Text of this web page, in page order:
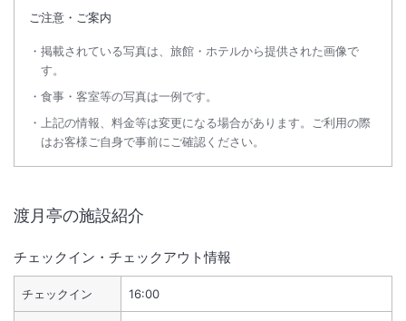
ご注意・ご案内
掲載されている写真は、旅館・ホテルから提供された画像で
す。
食事・客室等の写真は一例です。
上記の情報、料金等は変更になる場合があります。ご利用の際
はお客様ご自身で事前にご確認ください。
渡月亭の施設紹介
チェックイン・チェックアウト情報
チェックイン 16:00